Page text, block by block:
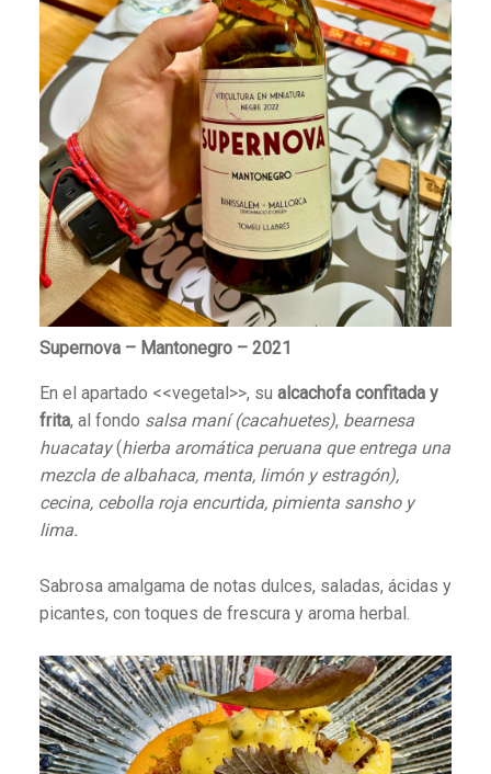
Supernova – Mantonegro – 2021
En el apartado <<vegetal>>, su alcachofa confitada y
frita, al fondo salsa maní (cacahuetes), bearnesa
huacatay(hierba aromática peruana que entrega una
mezcla de albahaca, menta, limón y estragón),
cecina, cebolla roja encurtida, pimienta sansho y
lima.
Sabrosa amalgama de notas dulces, saladas, ácidas y
picantes, con toques de frescura y aroma herbal.